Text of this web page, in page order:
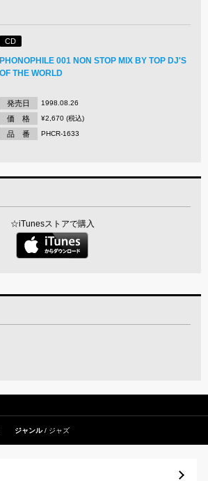
CD
PHONOPHILE 001 NON STOP MIX BY TOP DJ'S
OF THE WORLD
発売日 1998.08.26
価 格 ¥2,670 (税込)
品 番 PHCR-1633
☆iTunesストアで購入
ジャンル ジャズ